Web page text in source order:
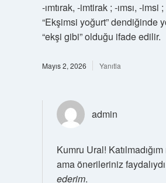
-ımtırak, -imtirak ; -ımsı, -imsi
“Ekşimsi yoğurt” dendiğinde
“ekşi gibi” olduğu ifade edilir.
Mayıs 2, 2026 Yanıtla
admin
Kumru Ural!
ama önerileriniz
ederim.